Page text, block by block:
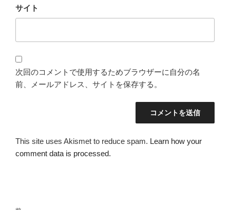
サイト
次回のコメントで使用するためブラウザーに自分の名
前、メールアドレス、サイトを保存する。
This site uses Akismet to reduce spam. Learn how your
comment data is processed.
投